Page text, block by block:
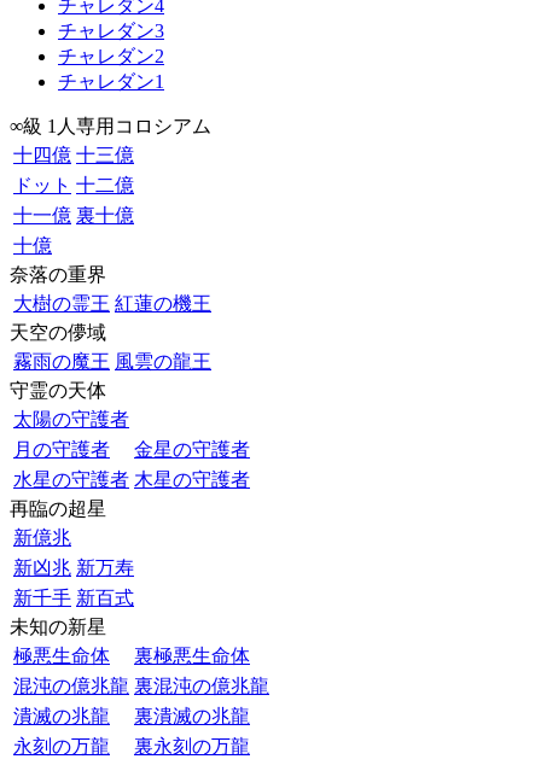
チャレダン4
チャレダン3
チャレダン2
チャレダン1
∞級 1人専用コロシアム
十四億 十三億
ドット 十二億
十一億 裏十億
十億
奈落の重界
大樹の霊王 紅蓮の機王
天空の儚域
霧雨の魔王 風雲の龍王
守霊の天体
太陽の守護者
月の守護者
金星の守護者
水星の守護者 木星の守護者
再臨の超星
新億兆
新凶兆 新万寿
新千手 新百式
未知の新星
極悪生命体
裏極悪生命体
混沌の億兆龍 裏混沌の億兆龍
潰滅の兆龍
裏潰滅の兆龍
永刻の万龍
裏永刻の万龍